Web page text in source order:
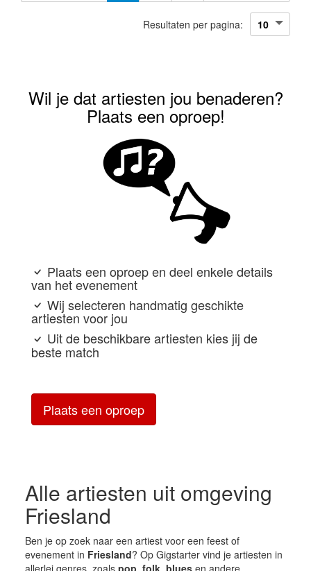
Resultaten per pagina:
Wil je dat artiesten jou benaderen?
Plaats een oproep!
Plaats een oproep en deel enkele details
van het evenement
Wij selecteren handmatig geschikte
artiesten voor jou
Uit de beschikbare artiesten kies jij de
beste match
Plaats een oproep
Alle artiesten uit omgeving
Friesland
Ben je op zoek naar een artiest voor een feest of
evenement in Friesland? Op Gigstarter vind je artiesten in
allerlei genres, zoals pop, folk, bluesen andere